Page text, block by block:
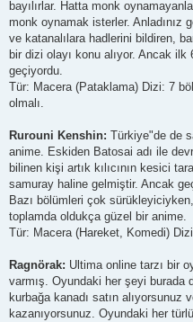
bayılırlar. Hatta monk
monk oynamak isterler. Anladınız
ve katanalılara hadlerini bildiren,
bir dizi olayı konu alıyor. Ancak
geçiyordu.
Tür: Macera (Pataklama) Dizi: 7
olmalı.
Rurouni Kenshin: Türkiye"de de
anime. Eskiden Batosai adı ile
bilinen kişi artık kılıcının kesici
samuray haline gelmiştir. Ancak
Bazı bölümleri çok
toplamda oldukça güzel bir anime.
Tür: Macera (Hareket, Komedi)
Ragnörak: Ultima online tarzı bir
varmış. Oyundaki her şeyi burada
kurbağa kanadı satın alıyorsunuz
kazanıyorsunuz. Oyundaki her